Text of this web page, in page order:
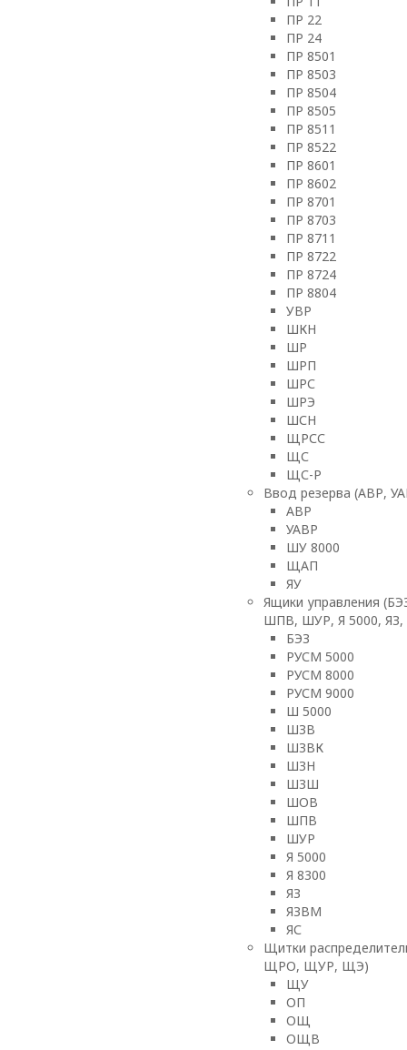
ПР 22
ПР 24
ПР 8501
ПР 8503
ПР 8504
ПР 8505
ПР 8511
ПР 8522
ПР 8601
ПР 8602
ПР 8701
ПР 8703
ПР 8711
ПР 8722
ПР 8724
ПР 8804
УВР
ШКН
ШР
ШРП
ШРС
ШРЭ
ШСН
ЩРСС
ЩС
ЩС-Р
Ввод резерва (АВР,
АВР
УАВР
ШУ 8000
ЩАП
ЯУ
Ящики управления
ШПВ, ШУР, Я 5000,
БЭЗ
РУСМ 5000
РУСМ 8000
РУСМ 9000
Ш 5000
ШЗВ
ШЗВК
ШЗН
ШЗШ
ШОВ
ШПВ
ШУР
Я 5000
Я 8300
ЯЗ
ЯЗВМ
ЯС
Щитки
ЩРО, ЩУР, ЩЭ)
ЩУ
ОП
ОЩ
ОЩВ